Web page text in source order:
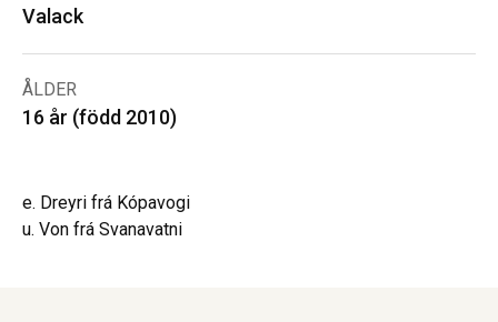
Valack
ÅLDER
16 år (född 2010)
e. Dreyri frá Kópavogi
u. Von frá Svanavatni